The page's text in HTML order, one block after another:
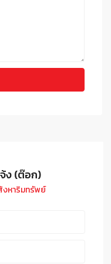
ง (ต๊อก)
งหาริมทรัพย์